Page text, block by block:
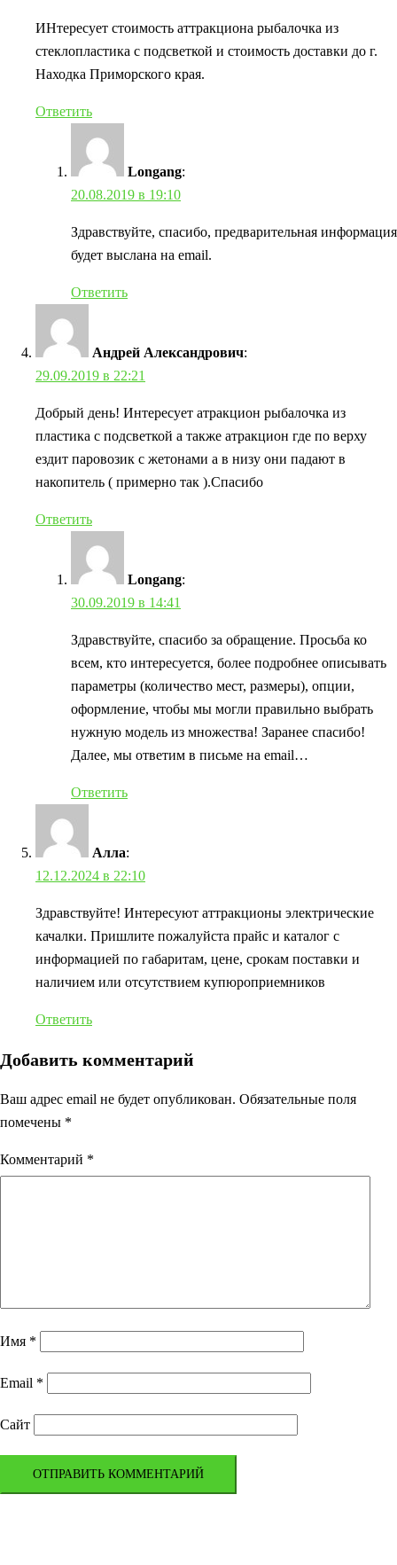
ИНтересует стоимость аттракциона рыбалочка из
стеклопластика с подсветкой и стоимость доставки до г.
Находка Приморского края.
Ответить
Longang:
20.08.2019 в 19:10
Здравствуйте, спасибо, предварительная информация
будет выслана на email.
Ответить
Андрей Александрович:
29.09.2019 в 22:21
Добрый день! Интересует атракцион рыбалочка из
пластика с подсветкой а также атракцион где по верху
ездит паровозик с жетонами а в низу они падают в
накопитель ( примерно так ).Спасибо
Ответить
Longang:
30.09.2019 в 14:41
Здравствуйте, спасибо за обращение. Просьба ко
всем, кто интересуется, более подробнее описывать
параметры (количество мест, размеры), опции,
оформление, чтобы мы могли правильно выбрать
нужную модель из множества! Заранее спасибо!
Далее, мы ответим в письме на email…
Ответить
Алла:
12.12.2024 в 22:10
Здравствуйте! Интересуют аттракционы электрические
качалки. Пришлите пожалуйста прайс и каталог с
информацией по габаритам, цене, срокам поставки и
наличием или отсутствием купюроприемников
Ответить
Добавить комментарий
Ваш адрес email не будет опубликован. Обязательные поля
помечены *
Комментарий *
Имя *
Email *
Сайт